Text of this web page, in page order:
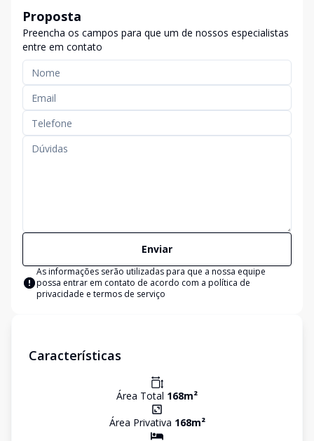
Proposta
Preencha os campos para que um de nossos especialistas
entre em contato
Enviar
As informações serão utilizadas para que a nossa equipe
possa entrar em contato de acordo com a política de
privacidade e termos de serviço
Características
Área Total 168m²
Área Privativa 168m²